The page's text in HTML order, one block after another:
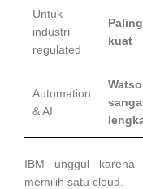
Untuk
industri
regulated
Paling
kuat
Automation
& AI
IBM unggul karena
memilih satu cloud.